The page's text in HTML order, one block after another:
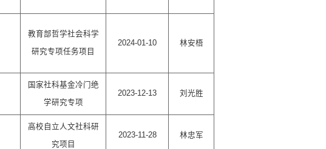
教育部哲学社会科学
研究专项任务项目
2024-01-10 林安梧
国家社科基金冷门绝
学研究专项
2023-12-13 刘光胜
高校自立人文社科研
究项目
2023-11-28 林忠军